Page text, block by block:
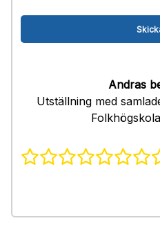
Andras
Utställning med